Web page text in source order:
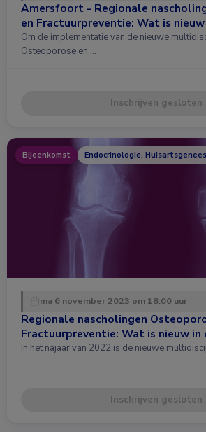
Amersfoort - Regionale
en Fractuurpreventie: Wat is
Om de implementatie van de nieuwe
Osteoporose en …
Inschrijven gesloten
Bijeenkomst Endocrinologie,
ma 6 november 2023 om 18:00 uur
Regionale nascholingen
Fractuurpreventie: Wat is nieuw in
In het najaar van 2022 is de nieuwe
Inschrijven gesloten